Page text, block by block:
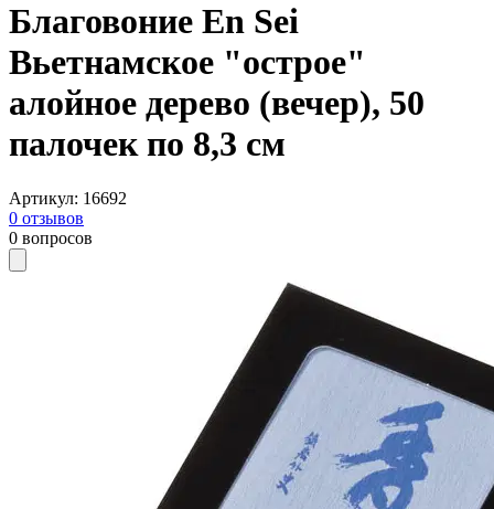
Благовоние En Sei
Вьетнамское "острое"
алойное дерево (вечер), 50
палочек по 8,3 см
Артикул: 16692
0 отзывов
0 вопросов